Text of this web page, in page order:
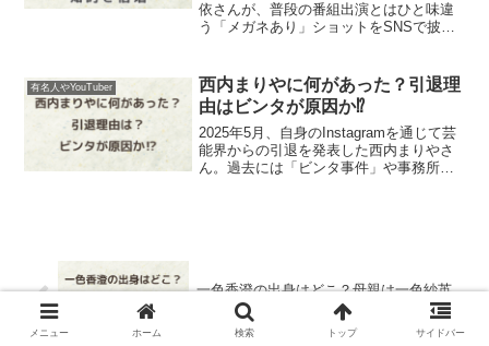
依さんが、普段の番組出演とはひと味違
う「メガネあり」ショットをSNSで披露
画像やファンの反応とともにたっぷり紹
介していきます。S...
有名人やYouTuber
西内まりやに何があった？引退理
由はビンタが原因か⁉
2025年5月、自身のInstagramを通じて芸
能界からの引退を発表した西内まりやさ
ん。過去には「ビンタ事件」や事務所ト
一色香澄の出身はどこ？母親は一色紗英
なのか？噂の真相を調査！
メニュー ホーム 検索 トップ サイドバー